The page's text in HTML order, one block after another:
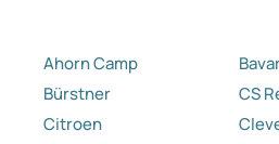
Ahorn Camp
Bürstner CS
Citroen